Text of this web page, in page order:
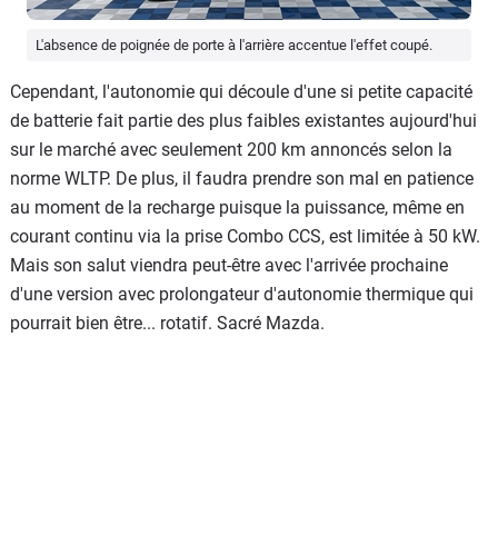
L'absence de poignée de porte à l'arrière accentue l'effet coupé.
Cependant, l'autonomie qui découle d'une si petite capacité
de batterie fait partie des plus faibles existantes aujourd'hui
sur le marché avec seulement 200 km annoncés selon la
norme WLTP. De plus, il faudra prendre son mal en patience
au moment de la recharge puisque la puissance, même en
courant continu via la prise Combo CCS, est limitée à 50 kW.
Mais son salut viendra peut-être avec l'arrivée prochaine
d'une version avec prolongateur d'autonomie thermique qui
pourrait bien être... rotatif. Sacré Mazda.